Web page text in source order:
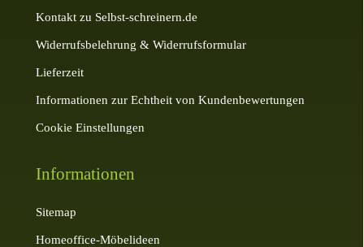
Kontakt zu Selbst-schreinern.de
Widerrufsbelehrung & Widerrufsformular
Lieferzeit
Informationen zur Echtheit von Kundenbewertungen
Cookie Einstellungen
Informationen
Sitemap
Homeoffice-Möbelideen